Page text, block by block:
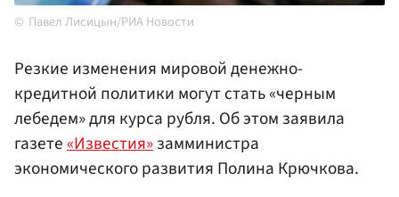
Павел Лисицын/РИА Новости
Резкие изменения мировой денежно-
кредитной политики могут стать «черным
лебедем» для курса рубля. Об этом заявила
газете«Известия»замминистра
экономического развития Полина Крючкова.